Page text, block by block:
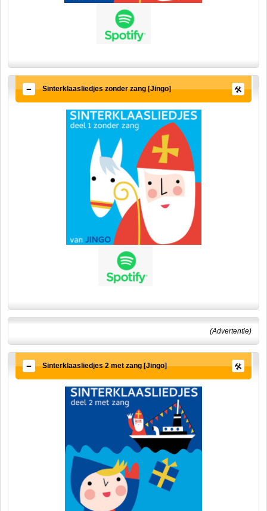
Sinterklaasliedjes zonder zang [Jingo]
(Advertentie)
Sinterklaasliedjes 2 met zang [Jingo]